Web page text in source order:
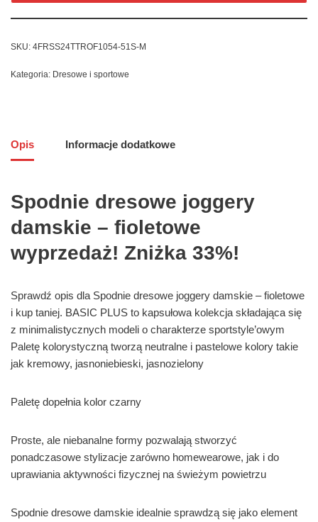
SKU: 4FRSS24TTROF1054-51S-M
Kategoria: Dresowe i sportowe
Opis Informacje dodatkowe
Spodnie dresowe joggery
damskie – fioletowe
wyprzedaż! Zniżka 33%!
Sprawdź opis dla Spodnie dresowe joggery damskie – fioletowe
i kup taniej. BASIC PLUS to kapsułowa kolekcja składająca się
z minimalistycznych modeli o charakterze sportstyle’owym
Paletę kolorystyczną tworzą neutralne i pastelowe kolory takie
jak kremowy, jasnoniebieski, jasnozielony
Paletę dopełnia kolor czarny
Proste, ale niebanalne formy pozwalają stworzyć
ponadczasowe stylizacje zarówno homewearowe, jak i do
uprawiania aktywności fizycznej na świeżym powietrzu
Spodnie dresowe damskie idealnie sprawdzą się jako element